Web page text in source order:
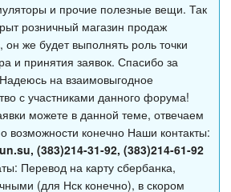
и прочие полезные вещи. Так
розничный магазин продаж
он же будет выполнять роль точки
и принятия заявок. Спасибо за
на взаимовыгодное
с участниками данного форума!
можете в данной теме, отвечаем
возможности конечно Наши контакты:
, (383)214-31-92, (383)214-61-92
Перевод на карту сбербанка,
(для Нск конечно), в скором